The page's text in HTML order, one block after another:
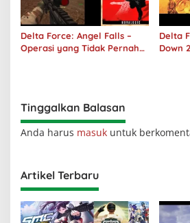
Delta Force: Angel Falls –
Operasi yang Tidak Pernah
Delta
Down
Tinggalkan Balasan
Anda harus masuk untuk
Artikel Terbaru